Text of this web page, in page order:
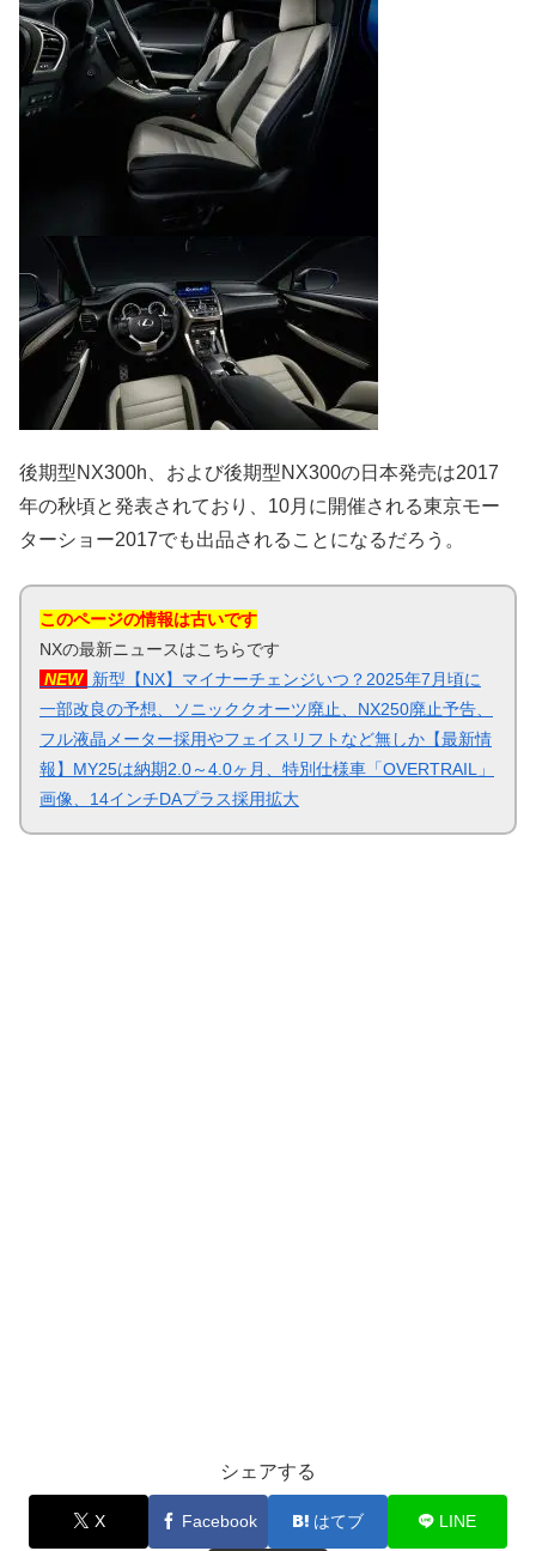
後期型NX300h、および後期型NX300の日本発売は2017
年の秋頃と発表されており、10月に開催される東京モー
ターショー2017でも出品されることになるだろう。
このページの情報は古いです
NXの最新ニュースはこちらです
NEW 新型【NX】マイナーチェンジいつ？2025年7月頃に
一部改良の予想、ソニッククオーツ廃止、NX250廃止予告、
フル液晶メーター採用やフェイスリフトなど無しか【最新情
報】MY25は納期2.0～4.0ヶ月、特別仕様車「OVERTRAIL」
画像、14インチDAプラス採用拡大
シェアする
X Facebook はてブ LINE